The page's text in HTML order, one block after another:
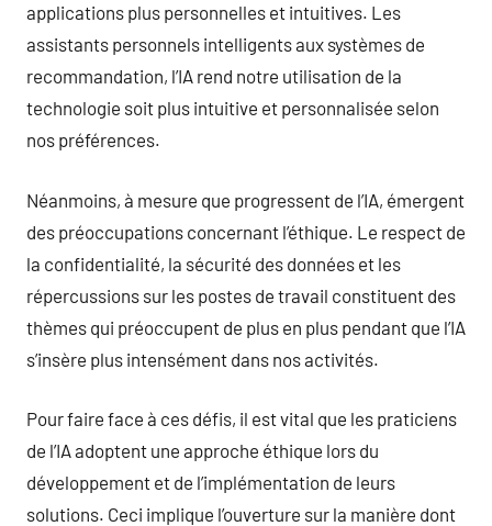
applications plus personnelles et intuitives. Les
assistants personnels intelligents aux systèmes de
recommandation, l’IA rend notre utilisation de la
technologie soit plus intuitive et personnalisée selon
nos préférences.
Néanmoins, à mesure que progressent de l’IA, émergent
des préoccupations concernant l’éthique. Le respect de
la confidentialité, la sécurité des données et les
répercussions sur les postes de travail constituent des
thèmes qui préoccupent de plus en plus pendant que l’IA
s’insère plus intensément dans nos activités.
Pour faire face à ces défis, il est vital que les praticiens
de l’IA adoptent une approche éthique lors du
développement et de l’implémentation de leurs
solutions. Ceci implique l’ouverture sur la manière dont